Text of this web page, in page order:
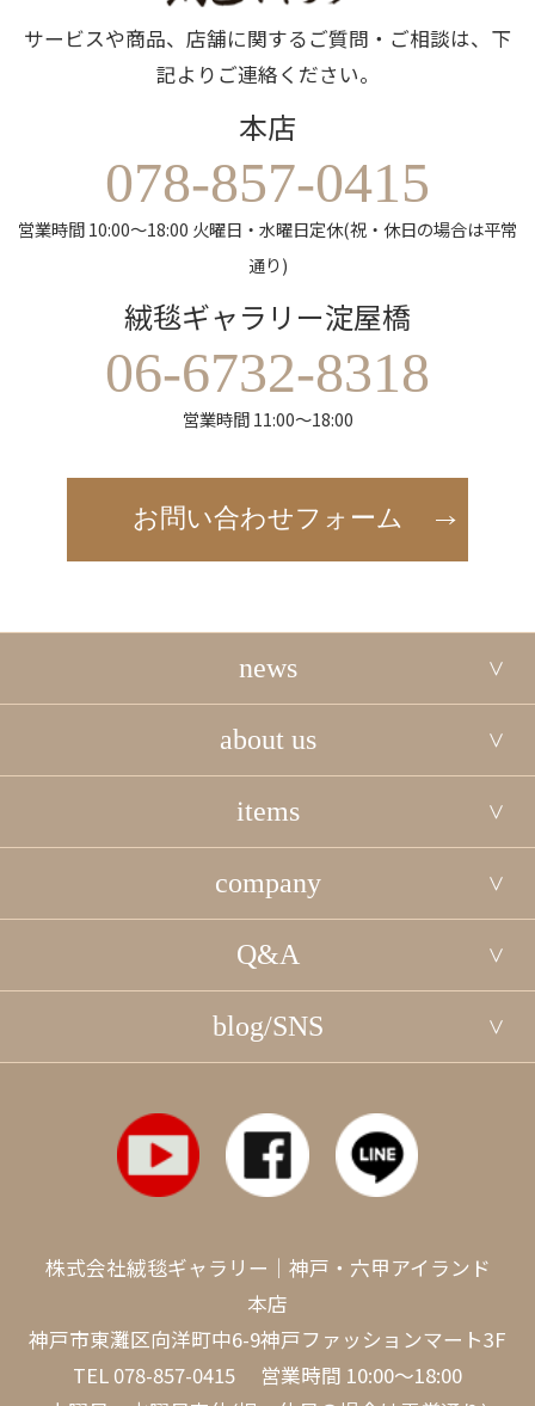
サービスや商品、店舗に関するご質問・ご相談は、下
記よりご連絡ください。
本店
078-857-0415
営業時間 10:00～18:00 火曜日・水曜日定休(祝・休日の場合は平常
通り)
絨毯ギャラリー淀屋橋
06-6732-8318
営業時間 11:00～18:00
お問い合わせフォーム
news
about us
items
company
Q&A
blog/SNS
株式会社絨毯ギャラリー｜神戸・六甲アイランド
本店
神戸市東灘区向洋町中6-9神戸ファッションマート3F
TEL 078-857-0415 営業時間 10:00～18:00